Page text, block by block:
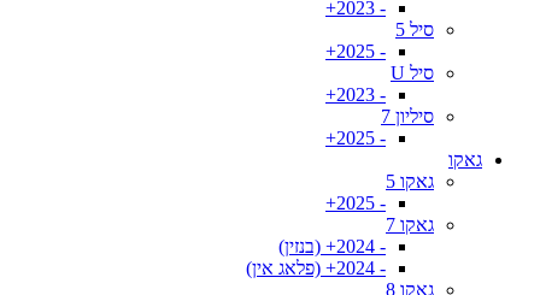
- 2023+
סיל 5
- 2025+
סיל U
- 2023+
סיליון 7
- 2025+
גאקו
גאקו 5
- 2025+
גאקו 7
- 2024+ (בנזין)
- 2024+ (פלאג אין)
גאקו 8